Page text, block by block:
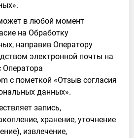
в любой момент
на Обработку
направив Оператору
электронной почты на
Оператора
с пометкой «Отзыв согласия
данных».
запись,
хранение, уточнение
извлечение,